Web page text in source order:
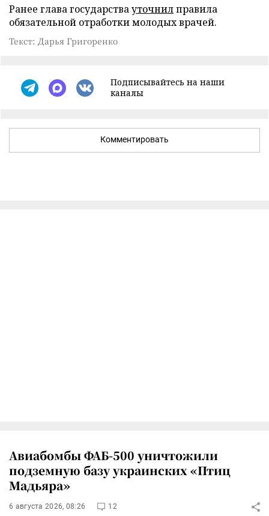
Ранее глава государствауточнилправила
обязательной отработки молодых врачей.
Текст: Дарья Григоренко
Подписывайтесь на наши
каналы
Комментировать
Авиабомбы ФАБ-500 уничтожили
подземную базу украинских «Птиц
Мадьяра»
6 августа 2026, 08:26 12